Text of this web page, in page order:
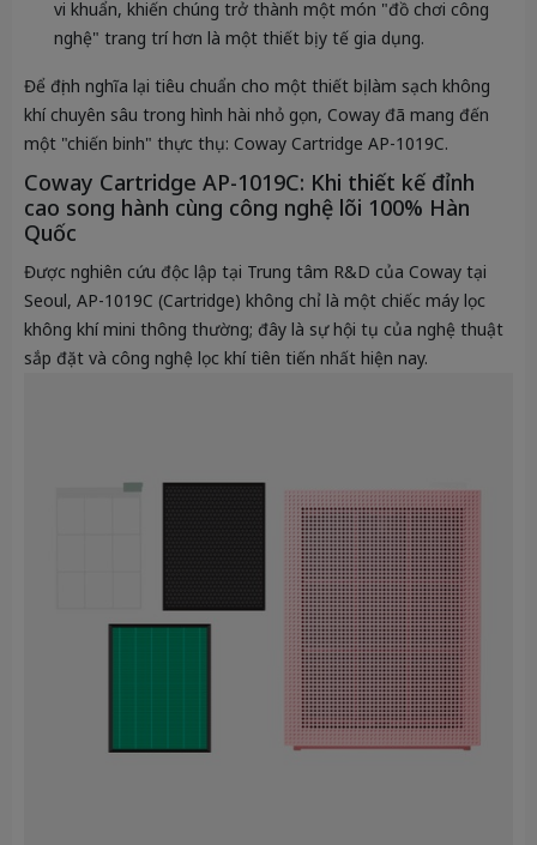
vi khuẩn, khiến chúng trở thành một món "đồ chơi công
nghệ" trang trí hơn là một thiết bị y tế gia dụng.
Để định nghĩa lại tiêu chuẩn cho một thiết bị làm sạch không
khí chuyên sâu trong hình hài nhỏ gọn, Coway đã mang đến
một "chiến binh" thực thụ: Coway Cartridge AP-1019C.
Coway Cartridge AP-1019C: Khi thiết kế đỉnh
cao song hành cùng công nghệ lõi 100% Hàn
Quốc
Được nghiên cứu độc lập tại Trung tâm R&D của Coway tại
Seoul, AP-1019C (Cartridge) không chỉ là một chiếc máy lọc
không khí mini thông thường; đây là sự hội tụ của nghệ thuật
sắp đặt và công nghệ lọc khí tiên tiến nhất hiện nay.